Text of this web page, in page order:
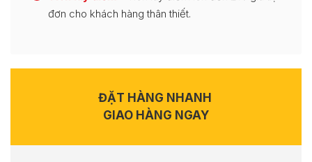
đơn cho khách hàng thân thiết.
ĐẶT HÀNG NHANH
GIAO HÀNG NGAY